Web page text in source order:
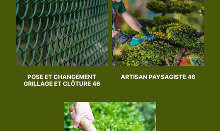
POSE ET CHANGEMENT
GRILLAGE ET CLÔTURE 46
ARTISAN PAYSAGISTE 46